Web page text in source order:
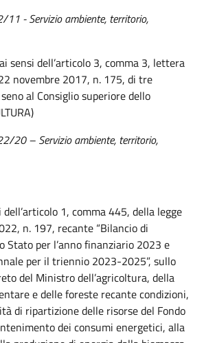
/11 - Servizio ambiente, territorio,
sensi dell’articolo 3, comma 3, lettera
novembre 2017, n. 175, di tre
al Consiglio superiore dello
20 – Servizio ambiente, territorio,
1, comma 445, della legge
n. 197, recante “Bilancio di
Stato per l’anno finanziario 2023 e
per il triennio 2023-2025”, sullo
del Ministro dell’agricoltura, della
e delle foreste recante condizioni,
di ripartizione delle risorse del Fondo
dei consumi energetici, alla